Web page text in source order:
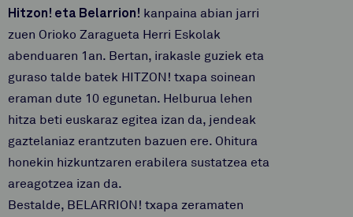
Hitzon! eta Belarrion! kanpaina abian jarri
zuen Orioko Zaragueta Herri Eskolak
abenduaren 1an. Bertan, irakasle guziek eta
guraso talde batek HITZON! txapa soinean
eraman dute 10 egunetan. Helburua lehen
hitza beti euskaraz egitea izan da, jendeak
gaztelaniaz erantzuten bazuen ere. Ohitura
honekin hizkuntzaren erabilera sustatzea eta
areagotzea izan da.
Bestalde, BELARRION! txapa zeramaten